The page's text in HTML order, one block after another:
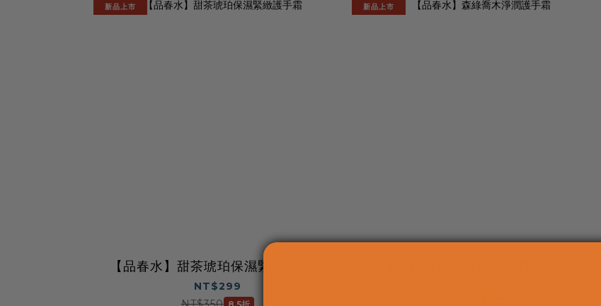
新品上市
【品春水】甜茶琥珀保濕緊緻護手霜
NT$299
新品上市